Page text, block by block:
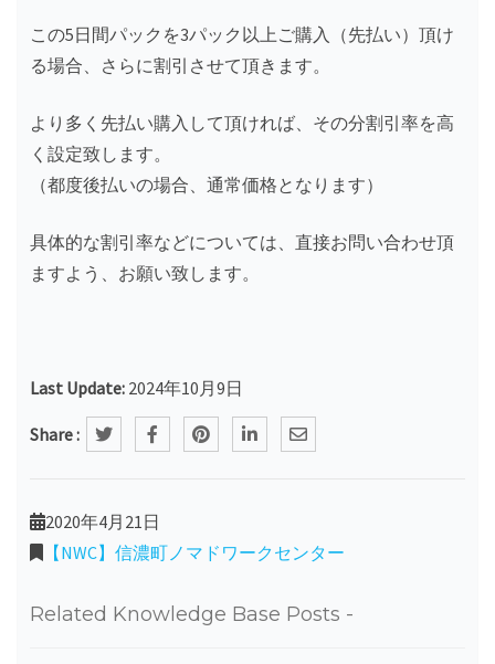
この5日間パックを3パック以上ご購入（先払い）頂け
る場合、さらに割引させて頂きます。
より多く先払い購入して頂ければ、その分割引率を高
く設定致します。
（都度後払いの場合、通常価格となります）
具体的な割引率などについては、直接お問い合わせ頂
ますよう、お願い致します。
Last Update: 2024年10月9日
Share :
2020年4月21日
【NWC】信濃町ノマドワークセンター
Related Knowledge Base Posts -